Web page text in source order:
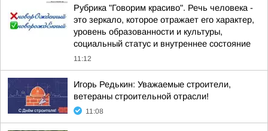
Рубрика "Говорим красиво". Речь человека -
это зеркало, которое отражает его характер,
уровень образованности и культуры,
социальный статус и внутреннее состояние
11:12
Игорь Редькин: Уважаемые строители,
ветераны строительной отрасли!
11:08